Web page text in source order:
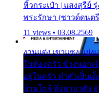
หิ้วกระเป๋า | แสงสุรีย์
พระรักษา (ซาวด์ดนต
11 views • 03.08.2569
งานแต่ง เขาแซง แย่
ในห้องครัว ข้างนอกเ
อยู่ในครัว ทำตัวเป็นเ
บ้านใกล้ พึ่งพาอาศัย จ